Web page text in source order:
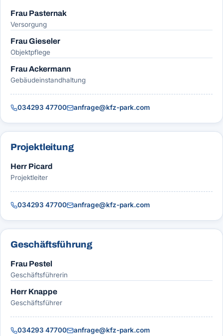
Frau Pasternak
Versorgung
Frau Gieseler
Objektpflege
Frau Ackermann
Gebäudeinstandhaltung
034293 47700 anfrage@kfz-park.com
Projektleitung
Herr Picard
Projektleiter
034293 47700 anfrage@kfz-park.com
Geschäftsführung
Frau Pestel
Geschäftsführerin
Herr Knappe
Geschäftsführer
034293 47700 anfrage@kfz-park.com